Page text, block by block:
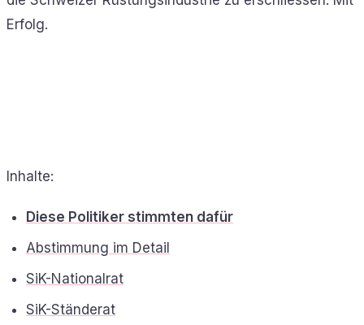
Erfolg.
Inhalte:
Diese Politiker stimmten dafür
Abstimmung im Detail
SiK-Nationalrat
SiK-Ständerat